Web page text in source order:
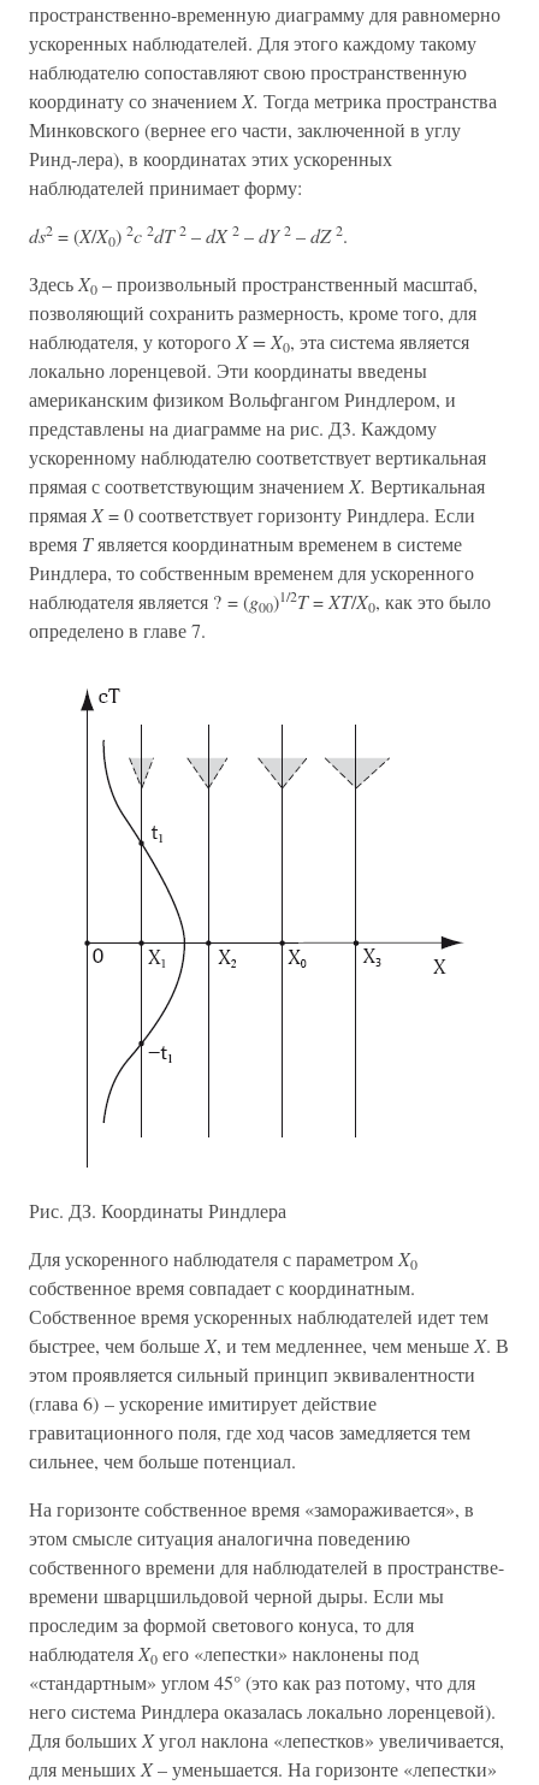
пространственно-временную диаграмму для равномерно
ускоренных наблюдателей. Для этого каждому такому
наблюдателю сопоставляют свою пространственную
координату со значением X. Тогда метрика пространства
Минковского (вернее его части, заключенной в углу
Ринд-лера), в координатах этих ускоренных
наблюдателей принимает форму:
ds2 = (X/X0) 2c 2dT 2 –dX 2 –dY 2 –dZ 2.
Здесь X0 – произвольный пространственный масштаб,
позволяющий сохранить размерность, кроме того, для
наблюдателя, у которого X = X0, эта система является
локально лоренцевой. Эти координаты введены
американским физиком Вольфгангом Риндлером, и
представлены на диаграмме на рис. Д3. Каждому
ускоренному наблюдателю соответствует вертикальная
прямая с соответствующим значением X. Вертикальная
прямая X= 0 соответствует горизонту Риндлера. Если
время Tявляется координатным временем в системе
Риндлера, то собственным временем для ускоренного
наблюдателя является ? = (g00)1/2T= XT/X0, как это было
определено в главе 7.
Рис. ДЗ. Координаты Риндлера
Для ускоренного наблюдателя с параметром X0
собственное время совпадает с координатным.
Собственное время ускоренных наблюдателей идет тем
быстрее, чем больше X, и тем медленнее, чем меньше X. В
этом проявляется сильный принцип эквивалентности
(глава 6) – ускорение имитирует действие
гравитационного поля, где ход часов замедляется тем
сильнее, чем больше потенциал.
На горизонте собственное время «замораживается», в
этом смысле ситуация аналогична поведению
собственного времени для наблюдателей в пространстве-
времени шварцшильдовой черной дыры. Если мы
проследим за формой светового конуса, то для
наблюдателя X0 его «лепестки» наклонены под
«стандартным» углом 45° (это как раз потому, что для
него система Риндлера оказалась локально лоренцевой).
Для больших Xугол наклона «лепестков» увеличивается,
для меньших X– уменьшается. На горизонте «лепестки»